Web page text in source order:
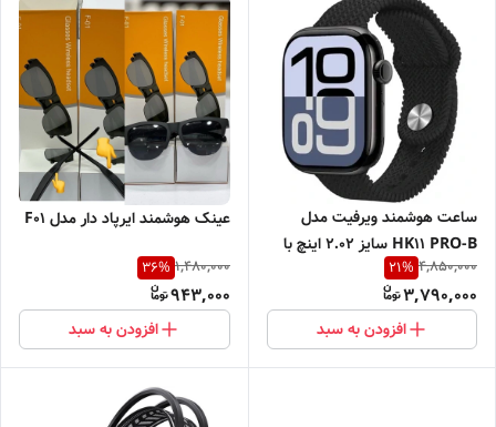
ساعت هوشمند ویرفیت مدل
HK11 PRO-B سایز ۲.۰۲ اینچ با
بند سیلیکونی
4,850,000
21%
3,790,000
افزودن به سبد
عینک هوشمند ایرپاد دار مدل F01
1,480,000
36%
943,000
افزودن به سبد